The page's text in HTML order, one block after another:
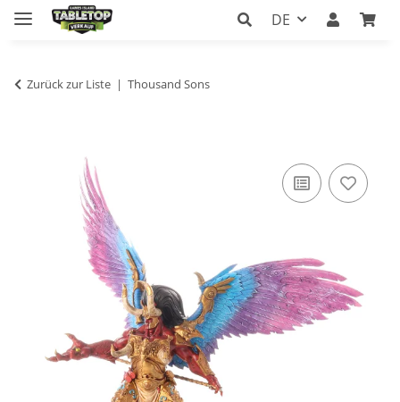
DE
Zurück zur Liste Thousand Sons